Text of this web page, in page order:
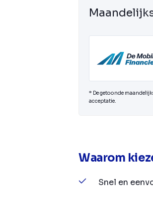
* De getoonde
acceptatie.
Waarom
Snel en